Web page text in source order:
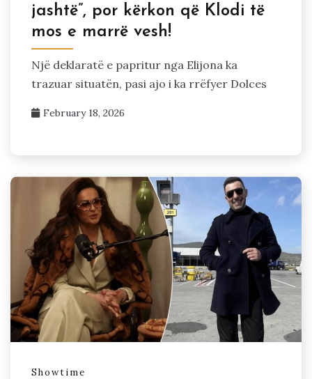
jashtë”, por kërkon që Klodi të
mos e marrë vesh!
Një deklaratë e papritur nga Elijona ka
trazuar situatën, pasi ajo i ka rrëfyer Dolces
February 18, 2026
Showtime